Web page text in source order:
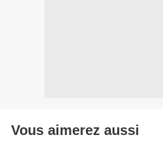
Vous aimerez aussi